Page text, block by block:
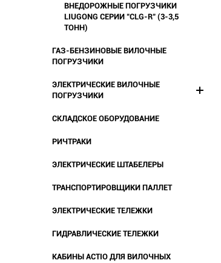
ВНЕДОРОЖНЫЕ ПОГРУЗЧИКИ
LIUGONG СЕРИИ "CLG-R" (3-3,5
ТОНН)
ГАЗ-БЕНЗИНОВЫЕ ВИЛОЧНЫЕ
ПОГРУЗЧИКИ
ЭЛЕКТРИЧЕСКИЕ ВИЛОЧНЫЕ
ПОГРУЗЧИКИ
СКЛАДСКОЕ ОБОРУДОВАНИЕ
РИЧТРАКИ
ЭЛЕКТРИЧЕСКИЕ ШТАБЕЛЕРЫ
ТРАНСПОРТИРОВЩИКИ ПАЛЛЕТ
ЭЛЕКТРИЧЕСКИЕ ТЕЛЕЖКИ
ГИДРАВЛИЧЕСКИЕ ТЕЛЕЖКИ
КАБИНЫ ACTIO ДЛЯ ВИЛОЧНЫХ